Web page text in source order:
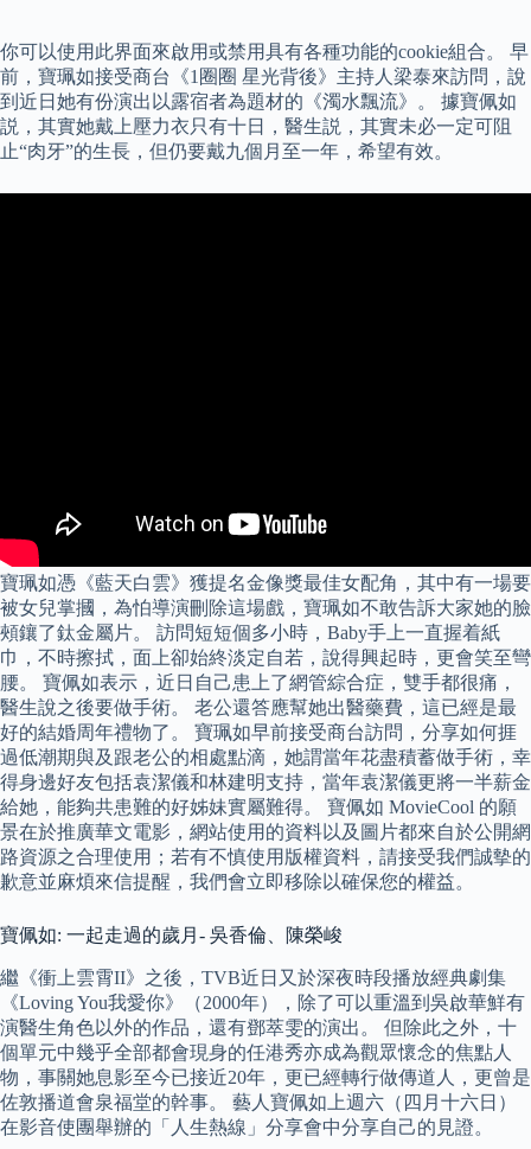
你可以使用此界面來啟用或禁用具有各種功能的cookie組合。 早
前，寶珮如接受商台《1圈圈 星光背後》主持人梁泰來訪問，說
到近日她有份演出以露宿者為題材的《濁水飄流》。 據寶佩如
説，其實她戴上壓力衣只有十日，醫生説，其實未必一定可阻
止“肉牙”的生長，但仍要戴九個月至一年，希望有效。
寶珮如憑《藍天白雲》獲提名金像獎最佳女配角，其中有一場要
被女兒掌摑，為怕導演刪除這場戲，寶珮如不敢告訴大家她的臉
頰鑲了鈦金屬片。 訪問短短個多小時，Baby手上一直握着紙
巾，不時擦拭，面上卻始終淡定自若，說得興起時，更會笑至彎
腰。 寶佩如表示，近日自己患上了網管綜合症，雙手都很痛，
醫生說之後要做手術。 老公還答應幫她出醫藥費，這已經是最
好的結婚周年禮物了。 寶珮如早前接受商台訪問，分享如何捱
過低潮期與及跟老公的相處點滴，她謂當年花盡積蓄做手術，幸
得身邊好友包括袁潔儀和林建明支持，當年袁潔儀更將一半薪金
給她，能夠共患難的好姊妹實屬難得。 寶佩如 MovieCool 的願
景在於推廣華文電影，網站使用的資料以及圖片都來自於公開網
路資源之合理使用；若有不慎使用版權資料，請接受我們誠摰的
歉意並麻煩來信提醒，我們會立即移除以確保您的權益。
寶佩如: 一起走過的歲月- 吳香倫、陳榮峻
繼《衝上雲霄II》之後，TVB近日又於深夜時段播放經典劇集
《Loving You我愛你》（2000年），除了可以重溫到吳啟華鮮有
演醫生角色以外的作品，還有鄧萃雯的演出。 但除此之外，十
個單元中幾乎全部都會現身的任港秀亦成為觀眾懷念的焦點人
物，事關她息影至今已接近20年，更已經轉行做傳道人，更曾是
佐敦播道會泉福堂的幹事。 藝人寶佩如上週六（四月十六日）
在影音使團舉辦的「人生熱線」分享會中分享自己的見證。